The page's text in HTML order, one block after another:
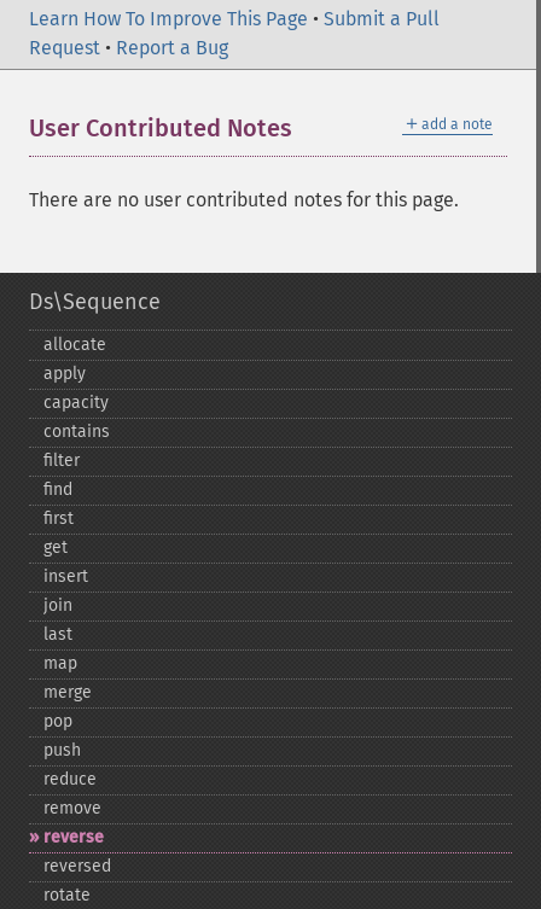
Learn How To Improve This Page • Submit a Pull
Request • Report a Bug
＋ add a note
User Contributed Notes
There are no user contributed notes for this page.
Ds\Sequence
allocate
apply
capacity
contains
filter
find
first
get
insert
join
last
map
merge
pop
push
reduce
remove
reverse
reversed
rotate